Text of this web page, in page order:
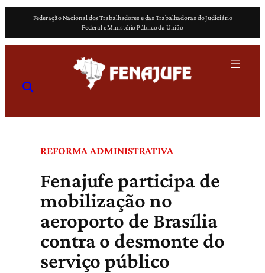
o
Federação Nacional dos Trabalhadores e das Trabalhadoras do Judiciário
Federal e Ministério Público da União
REFORMA ADMINISTRATIVA
Fenajufe participa de
mobilização no
aeroporto de Brasília
contra o desmonte do
serviço público